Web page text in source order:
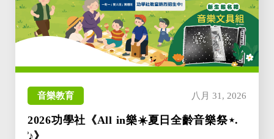
音樂教育 八月 31, 2026
2026功學社《All in樂☀️夏日全齡音樂祭⋆.
̊♪》